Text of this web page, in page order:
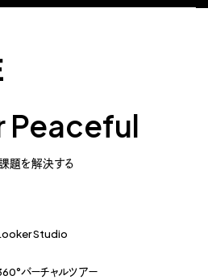
Peaceful
題を解決する
Studio
バーチャルツアー